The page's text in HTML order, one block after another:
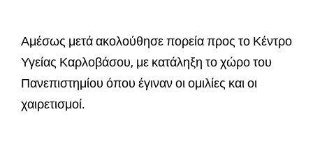
Αμέσως μετά ακολούθησε πορεία προς το Κέντρο
Υγείας Καρλοβάσου, με κατάληξη το χώρο του
Πανεπιστημίου όπου έγιναν οι ομιλίες και οι
χαιρετισμοί.